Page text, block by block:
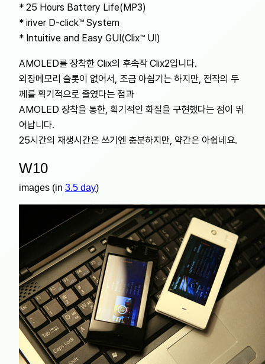
* 25 Hours Battery Life(MP3)
* iriver D-click™ System
* Intuitive and Easy GUI(Clix™ UI)
AMOLED를 장착한 Clix의 후속작 Clix2입니다.
외장메모리 슬롯이 없어서, 조금 아쉽기는 하지만, 전작의 두
께를 획기적으로 줄였다는 점과
AMOLED 장착을 통한, 획기적인 화질을 구현했다는 점이 뛰
어납니다.
25시간의 재생시간은 쓰기엔 충분하지만, 약간은 아쉽네요.
W10
images (in 3.5 day)